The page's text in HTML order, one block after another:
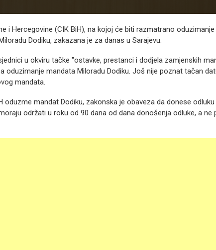
i Hercegovine (CIK BiH), na kojoj će biti razmatrano oduzimanje
Dodiku, zakazana je za danas u Sarajevu.
u okviru tačke "ostavke, prestanci i dodjela zamjenskih
oduzimanje mandata Miloradu Dodiku. Još nije poznat tačan
mandata.
oduzme mandat Dodiku, zakonska je obaveza da donese odluku
održati u roku od 90 dana od dana donošenja odluke, a ne